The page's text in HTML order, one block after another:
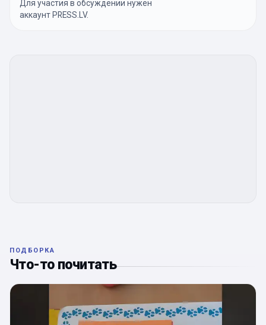
Для участия в обсуждении нужен
аккаунт PRESS.LV.
ПОДБОРКА
Что-то почитать